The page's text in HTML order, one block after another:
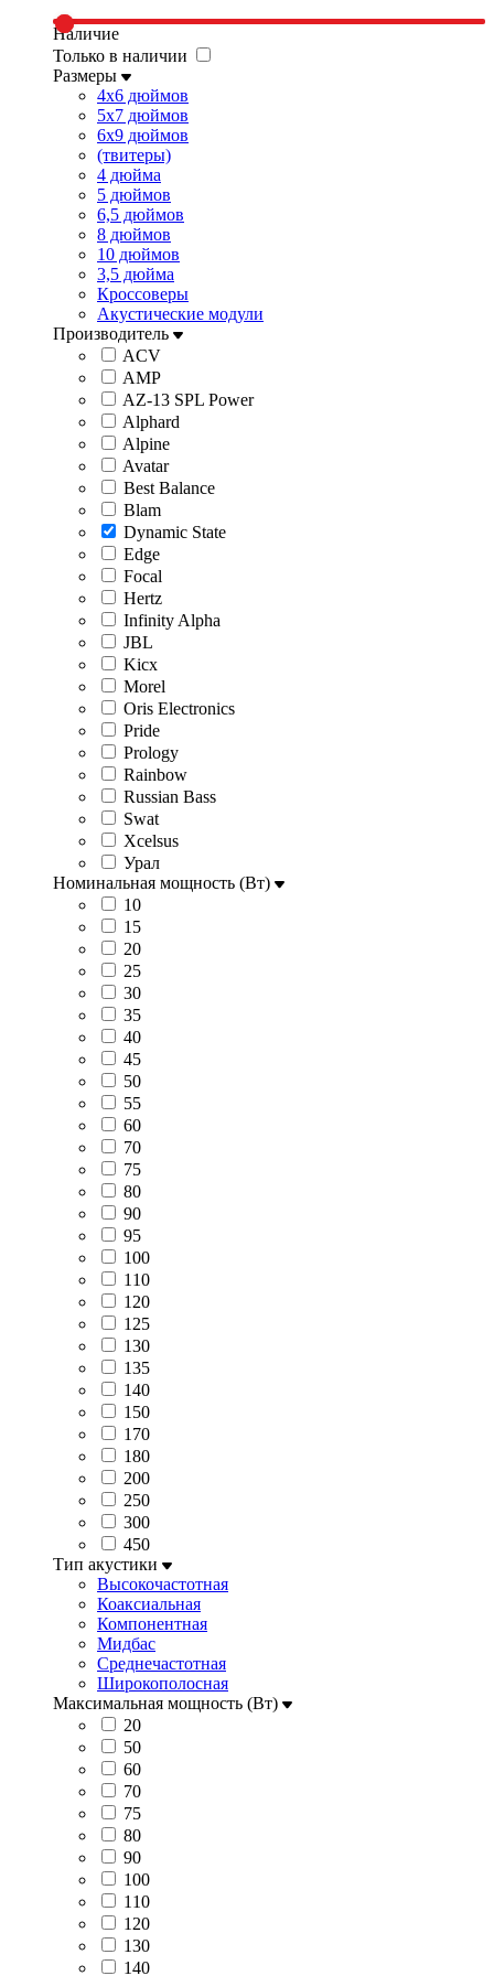
Наличие
Только в наличии
Размеры
4x6 дюймов
5x7 дюймов
6x9 дюймов
(твитеры)
4 дюйма
5 дюймов
6,5 дюймов
8 дюймов
10 дюймов
3,5 дюйма
Кроссоверы
Акустические модули
Производитель
ACV
AMP
AZ-13 SPL Power
Alphard
Alpine
Avatar
Best Balance
Blam
Dynamic State
Edge
Focal
Hertz
Infinity Alpha
JBL
Kicx
Morel
Oris Electronics
Pride
Prology
Rainbow
Russian Bass
Swat
Xcelsus
Урал
Номинальная мощность (Вт)
10
15
20
25
30
35
40
45
50
55
60
70
75
80
90
95
100
110
120
125
130
135
140
150
170
180
200
250
300
450
Тип акустики
Высокочастотная
Коаксиальная
Компонентная
Мидбас
Среднечастотная
Широкополосная
Максимальная мощность (Вт)
20
50
60
70
75
80
90
100
110
120
130
140